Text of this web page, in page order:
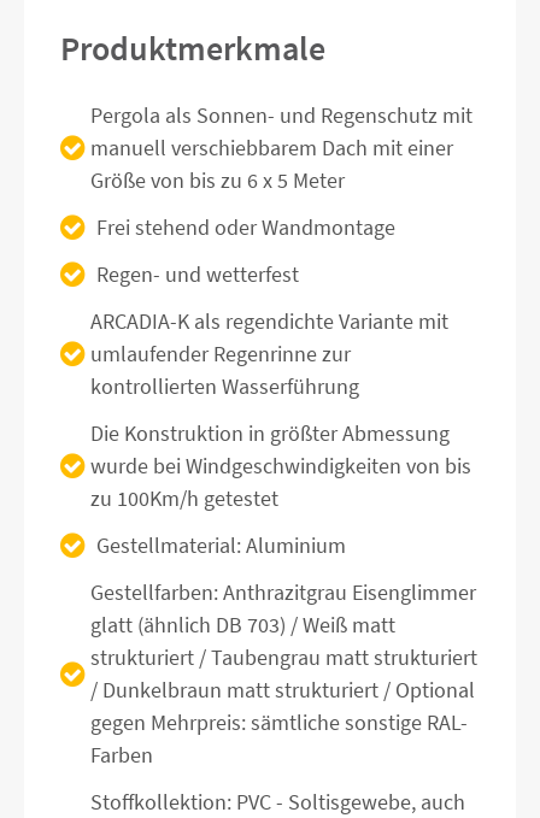
Produktmerkmale
Pergola als Sonnen- und Regenschutz mit
manuell verschiebbarem Dach mit einer
Größe von bis zu 6 x 5 Meter
Frei stehend oder Wandmontage
Regen- und wetterfest
ARCADIA-K als regendichte Variante mit
umlaufender Regenrinne zur
kontrollierten Wasserführung
Die Konstruktion in größter Abmessung
wurde bei Windgeschwindigkeiten von bis
zu 100Km/h getestet
Gestellmaterial: Aluminium
Gestellfarben: Anthrazitgrau Eisenglimmer
glatt (ähnlich DB 703) / Weiß matt
strukturiert / Taubengrau matt strukturiert
/ Dunkelbraun matt strukturiert / Optional
gegen Mehrpreis: sämtliche sonstige RAL-
Farben
Stoffkollektion: PVC - Soltisgewebe, auch